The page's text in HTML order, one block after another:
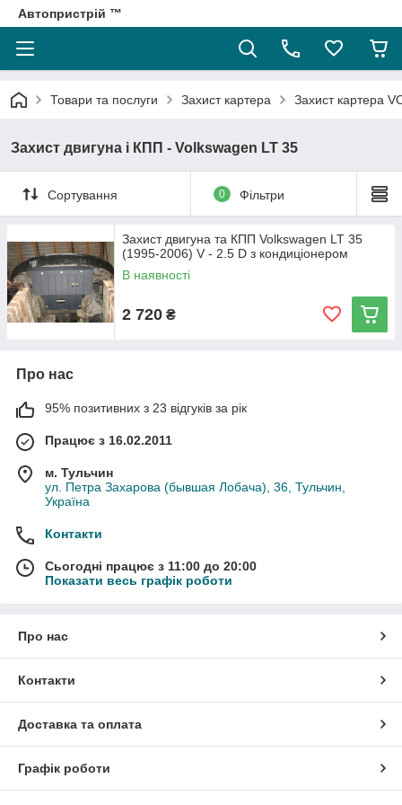
Автопристрій ™
Товари та послуги Захист картера Захист картера
Захист двигуна і КПП - Volkswagen LT 35
Сортування 0 Фільтри
Захист двигуна та КПП Volkswagen LT 35
(1995-2006) V - 2.5 D з кондиціонером
В наявності
2 720 ₴
Про нас
95% позитивних з 23 відгуків за рік
Працює з 16.02.2011
м. Тульчин
ул. Петра Захарова (бывшая Лобача), 36, Тульчин,
Україна
Контакти
Сьогодні працює з 11:00 до 20:00
Показати весь графік роботи
Про нас
Контакти
Доставка та оплата
Графік роботи